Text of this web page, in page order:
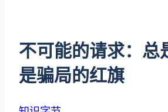
不可能的请求：总
是骗局的红旗